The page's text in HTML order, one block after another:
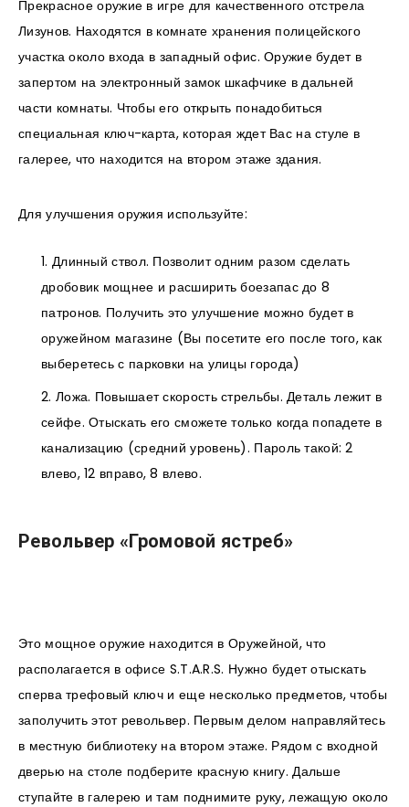
Прекрасное оружие в игре для качественного отстрела
Лизунов. Находятся в комнате хранения полицейского
участка около входа в западный офис. Оружие будет в
запертом на электронный замок шкафчике в дальней
части комнаты. Чтобы его открыть понадобиться
специальная ключ-карта, которая ждет Вас на стуле в
галерее, что находится на втором этаже здания.
Для улучшения оружия используйте:
Длинный ствол. Позволит одним разом сделать
дробовик мощнее и расширить боезапас до 8
патронов. Получить это улучшение можно будет в
оружейном магазине (Вы посетите его после того, как
выберетесь с парковки на улицы города)
Ложа. Повышает скорость стрельбы. Деталь лежит в
сейфе. Отыскать его сможете только когда попадете в
канализацию (средний уровень). Пароль такой: 2
влево, 12 вправо, 8 влево.
Револьвер «Громовой ястреб»
Это мощное оружие находится в Оружейной, что
располагается в офисе S.T.A.R.S. Нужно будет отыскать
сперва трефовый ключ и еще несколько предметов, чтобы
заполучить этот револьвер. Первым делом направляйтесь
в местную библиотеку на втором этаже. Рядом с входной
дверью на столе подберите красную книгу. Дальше
ступайте в галерею и там поднимите руку, лежащую около